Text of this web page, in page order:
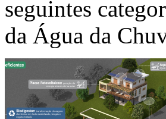
seguintes
da Água da